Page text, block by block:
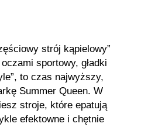
strój kąpielowy”
sportowy, gładki
to czas najwyższy,
Summer Queen. W
stroje, które epatują
efektowne i chętnie